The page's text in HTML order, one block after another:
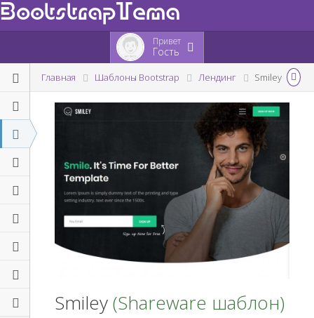
BootstrapTema
Привет
Гость
Главная Шаблоны Bootstrap Лендинг Smiley
Smiley(Shareware шаблон)